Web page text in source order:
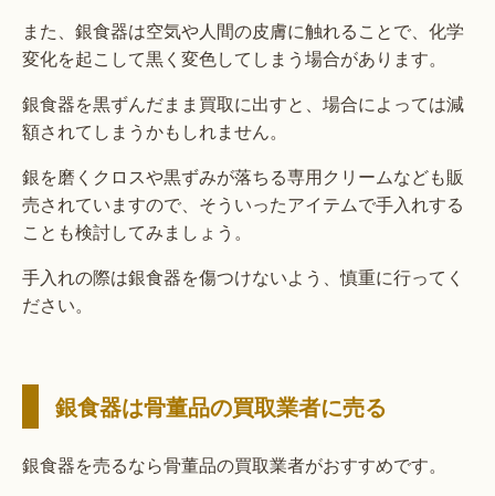
また、銀食器は空気や人間の皮膚に触れることで、化学
変化を起こして黒く変色してしまう場合があります。
銀食器を黒ずんだまま買取に出すと、場合によっては減
額されてしまうかもしれません。
銀を磨くクロスや黒ずみが落ちる専用クリームなども販
売されていますので、そういったアイテムで手入れする
ことも検討してみましょう。
手入れの際は銀食器を傷つけないよう、慎重に行ってく
ださい。
銀食器は骨董品の買取業者に売る
銀食器を売るなら骨董品の買取業者がおすすめです。